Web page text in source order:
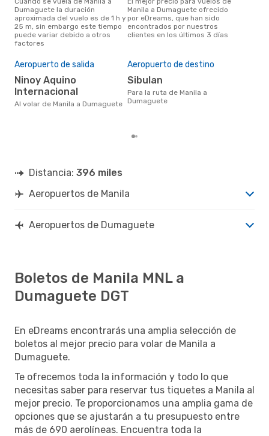
Dumaguete la duración
aproximada del vuelo es de 1 h y
25 m, sin embargo este tiempo
puede variar debido a otros
factores
Manila a Dumaguete ofrecido
por eDreams, que han sido
encontrados por nuestros
clientes en los últimos 3 días
Aeropuerto de salida
Ninoy Aquino
Internacional
Al volar de Manila a Dumaguete
Aeropuerto de destino
Sibulan
Para la ruta de Manila a
Dumaguete
Distancia: 396 miles
Aeropuertos de Manila
Aeropuertos de Dumaguete
Boletos de Manila MNL a
Dumaguete DGT
En eDreams encontrarás una amplia selección de
boletos al mejor precio para volar de Manila a
Dumaguete.
Te ofrecemos toda la información y todo lo que
necesitas saber para reservar tus tiquetes a Manila al
mejor precio. Te proporcionamos una amplia gama de
opciones que se ajustarán a tu presupuesto entre
más de 690 aerolíneas. Encuentra toda la